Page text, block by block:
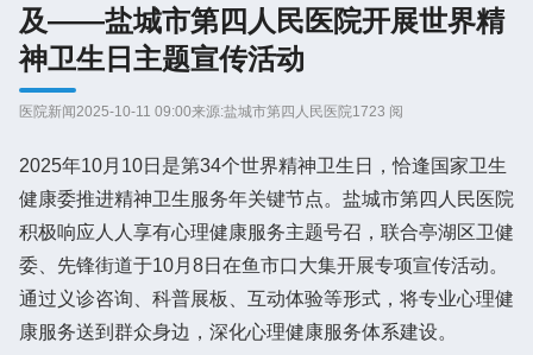
及——盐城市第四人民医院开展世界精
神卫生日主题宣传活动
医院新闻2025-10-11 09:00来源:盐城市第四人民医院1723 阅
2025年10月10日是第34个世界精神卫生日，恰逢国家卫生
健康委推进精神卫生服务年关键节点。盐城市第四人民医院
积极响应人人享有心理健康服务主题号召，联合亭湖区卫健
委、先锋街道于10月8日在鱼市口大集开展专项宣传活动。
通过义诊咨询、科普展板、互动体验等形式，将专业心理健
康服务送到群众身边，深化心理健康服务体系建设。